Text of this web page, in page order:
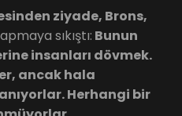
ziyade, Brons,
sıkıştı: Bunun
insanları dövmek.
ancak hala
Herhangi bir